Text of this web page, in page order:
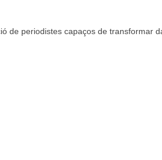
de periodistes capaços de transformar